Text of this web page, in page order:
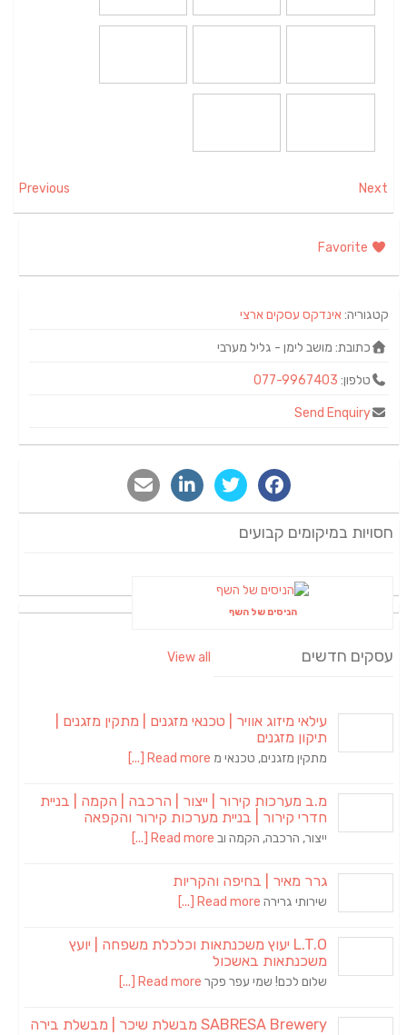
Previous Next
קטגוריה:אינדקס עסקים ארצי
כתובת: מושב לימן - גליל מערבי
טלפון: 077-9967403
Send Enquiry
חסויות במיקומים קבועים
הניסים של השף
עסקים חדשים View all
עילאי מיזוג אוויר | טכנאי מזגנים | מתקין מזגנים |
תיקון מזגנים
מתקין מזגנים, טכנאי מ Read more [...]
מ.ב מערכות קירור | ייצור | הרכבה | הקמה | בניית
חדרי קירור | בניית מערכות קירור והקפאה
ייצור, הרכבה, הקמה וב Read more [...]
גרר מאיר | בחיפה והקריות
שירותי גרירה Read more [...]
L.T.O יעוץ משכנתאות וכלכלת משפחה | יועץ
משכנתאות באשכול
שלום לכם! שמי עפר פקר Read more [...]
SABRESA Brewery מבשלת שיכר | מבשלת בירה